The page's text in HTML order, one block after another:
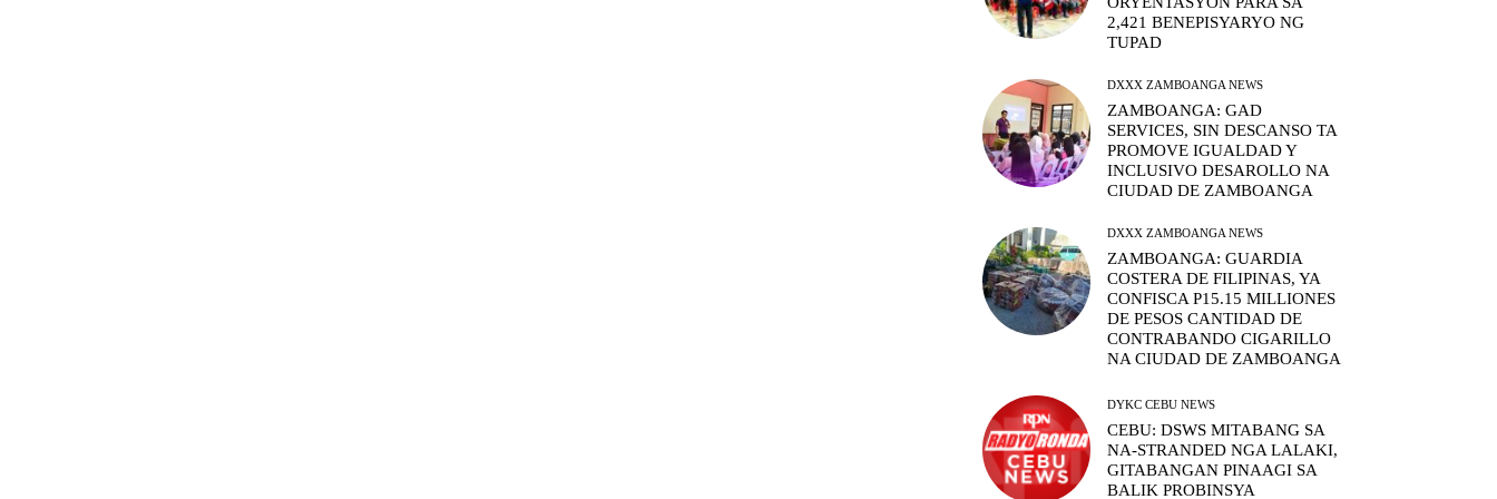
2,421 BENEPISYARYO NG
TUPAD
DXXX ZAMBOANGA NEWS
ZAMBOANGA: GAD
SERVICES, SIN DESCANSO TA
PROMOVE IGUALDAD Y
INCLUSIVO DESAROLLO NA
CIUDAD DE ZAMBOANGA
DXXX ZAMBOANGA NEWS
ZAMBOANGA: GUARDIA
COSTERA DE FILIPINAS, YA
CONFISCA P15.15 MILLIONES
DE PESOS CANTIDAD DE
CONTRABANDO CIGARILLO
NA CIUDAD DE ZAMBOANGA
DYKC CEBU NEWS
CEBU: DSWS MITABANG SA
NA-STRANDED NGA LALAKI,
GITABANGAN PINAAGI SA
BALIK PROBINSYA